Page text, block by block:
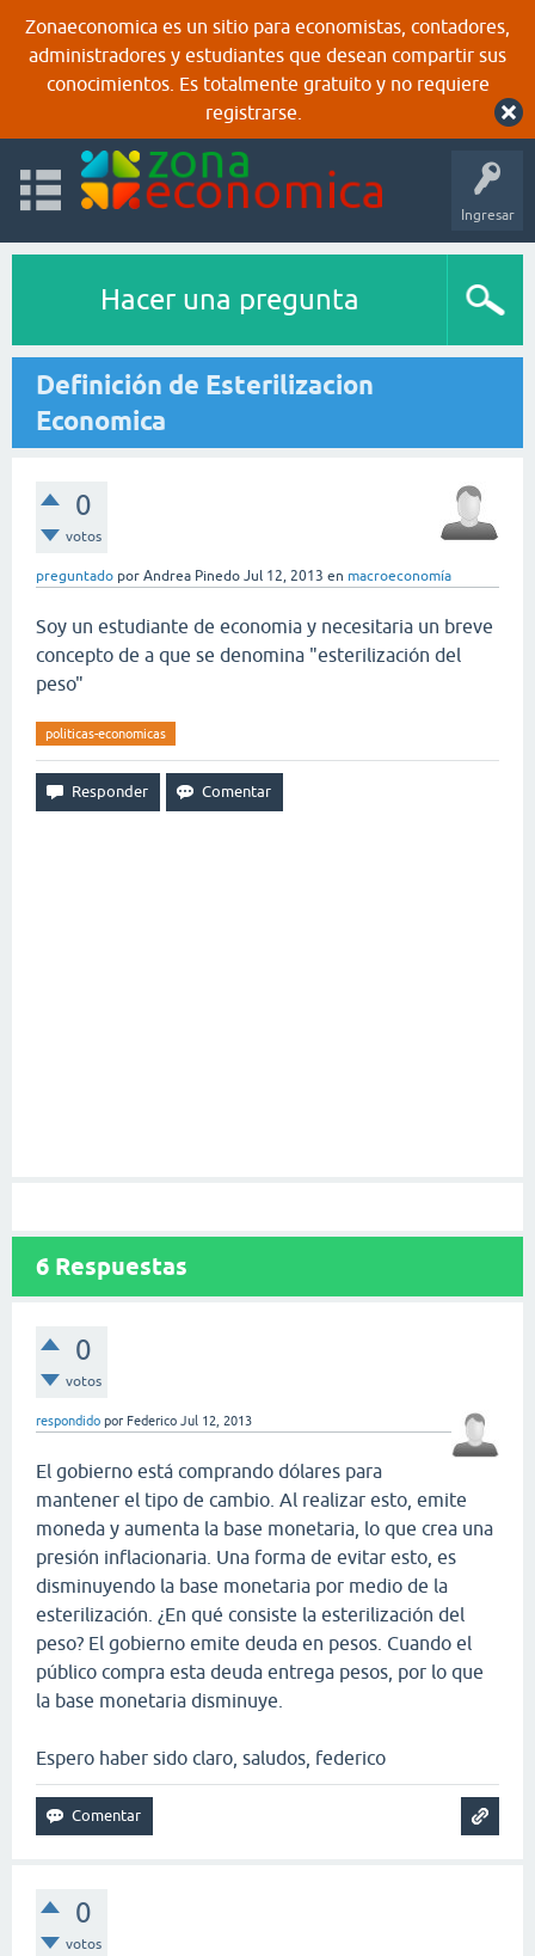
Zonaeconomica es un sitio para economistas, contadores,
administradores y estudiantes que desean compartir sus
conocimientos. Es totalmente gratuito y no requiere
registrarse.
Ingresar
Hacer una pregunta
Definición de Esterilizacion
Economica
0
votos
preguntado por Andrea Pinedo Jul 12, 2013 en macroeconomía
Soy un estudiante de economia y necesitaria un breve
concepto de a que se denomina "esterilización del
peso"
politicas-economicas
6 Respuestas
0
votos
respondido por Federico Jul 12, 2013
El gobierno está comprando dólares para
mantener el tipo de cambio. Al realizar esto, emite
moneda y aumenta la base monetaria, lo que crea una
presión inflacionaria. Una forma de evitar esto, es
disminuyendo la base monetaria por medio de la
esterilización. ¿En qué consiste la esterilización del
peso? El gobierno emite deuda en pesos. Cuando el
público compra esta deuda entrega pesos, por lo que
la base monetaria disminuye.
Espero haber sido claro, saludos, federico
0
votos